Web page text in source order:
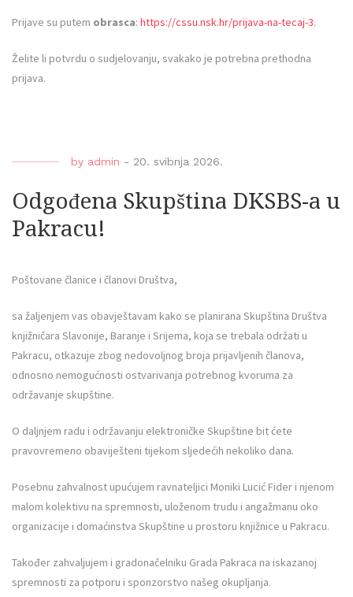
Prijave su putem obrasca: https://cssu.nsk.hr/prijava-na-tecaj-3.
Želite li potvrdu o sudjelovanju, svakako je potrebna prethodna
prijava.
by admin - 20. svibnja 2026.
Odgođena Skupština DKSBS-a u
Pakracu!
Poštovane članice i članovi Društva,
sa žaljenjem vas obavještavam kako se planirana Skupština Društva
knjižničara Slavonije, Baranje i Srijema, koja se trebala održati u
Pakracu, otkazuje zbog nedovoljnog broja prijavljenih članova,
odnosno nemogućnosti ostvarivanja potrebnog kvoruma za
održavanje skupštine.
O daljnjem radu i održavanju elektroničke Skupštine bit ćete
pravovremeno obaviješteni tijekom sljedećih nekoliko dana.
Posebnu zahvalnost upućujem ravnateljici Moniki Lucić Fider i njenom
malom kolektivu na spremnosti, uloženom trudu i angažmanu oko
organizacije i domaćinstva Skupštine u prostoru knjižnice u Pakracu.
Također zahvaljujem i gradonačelniku Grada Pakraca na iskazanoj
spremnosti za potporu i sponzorstvo našeg okupljanja.